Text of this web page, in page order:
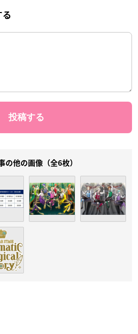
る
の他の画像（全6枚）